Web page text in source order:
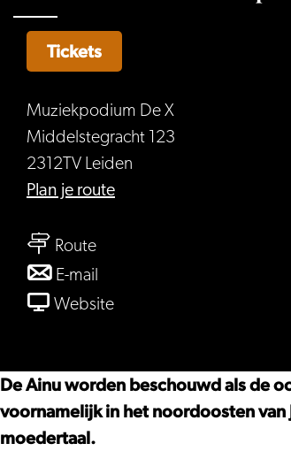
Muziekpodium De X
Middelstegracht 123
2312TV Leiden
Plan je routenaar
&
Apappo
Routenaar
Wereldmuziek
in
-
Kapiw
E-mail
Wereldmuziek
X
-
Websitevan
de
X
Tickets
De Ainu worden beschouwd als de
voornamelijk in het noordoosten van
moedertaal.